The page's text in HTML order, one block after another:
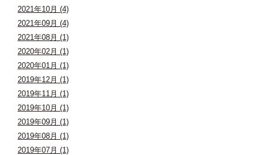
2021年10月 (4)
2021年09月 (4)
2021年08月 (1)
2020年02月 (1)
2020年01月 (1)
2019年12月 (1)
2019年11月 (1)
2019年10月 (1)
2019年09月 (1)
2019年08月 (1)
2019年07月 (1)